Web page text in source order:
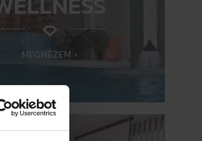
MEGNÉZEM ›